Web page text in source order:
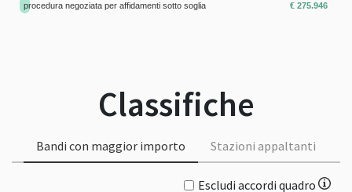
procedura negoziata per affidamenti sotto soglia € 275.946
Classifiche
Bandi con maggior importo Stazioni appaltanti
Escludi accordi quadro